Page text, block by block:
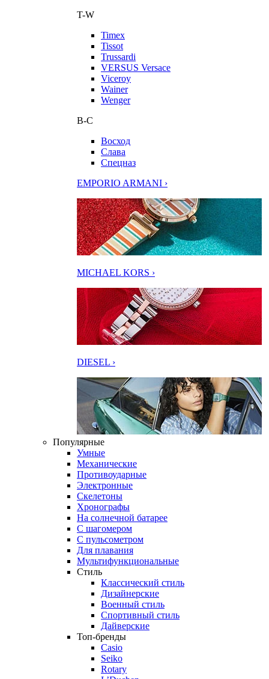
T-W
Timex
Tissot
Trussardi
VERSUS Versace
Viceroy
Wainer
Wenger
В-С
Восход
Слава
Спецназ
EMPORIO ARMANI ›
MICHAEL KORS ›
DIESEL ›
Популярные
Умные
Механические
Противоударные
Электронные
Скелетоны
Хронографы
На солнечной батарее
С шагомером
С пульсометром
Для плавания
Мультифункциональные
Стиль
Классический стиль
Дизайнерские
Военный стиль
Спортивный стиль
Дайверские
Топ-бренды
Casio
Seiko
Rotary